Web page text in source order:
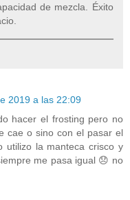
de mezcla. Éxito
2019 a las 22:09
hacer el frosting pero no
cae o sino con el pasar el
utilizo la manteca crisco y
me pasa igual 😞 no